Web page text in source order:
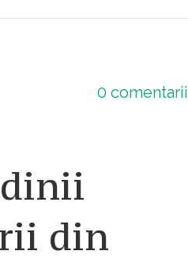
0 comentarii
din